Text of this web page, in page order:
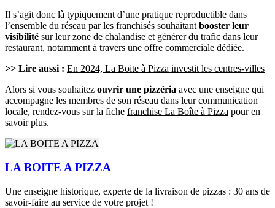
Il s’agit donc là typiquement d’une pratique reproductible dans
l’ensemble du réseau par les franchisés souhaitant booster leur
visibilité sur leur zone de chalandise et générer du trafic dans leur
restaurant, notamment à travers une offre commerciale dédiée.
>> Lire aussi : En 2024, La Boite à Pizza investit les centres-villes
Alors si vous souhaitez ouvrir une pizzéria avec une enseigne qui
accompagne les membres de son réseau dans leur communication
locale, rendez-vous sur la fiche franchise La Boîte à Pizza pour en
savoir plus.
LA BOITE A PIZZA
Une enseigne historique, experte de la livraison de pizzas : 30 ans de
savoir-faire au service de votre projet !